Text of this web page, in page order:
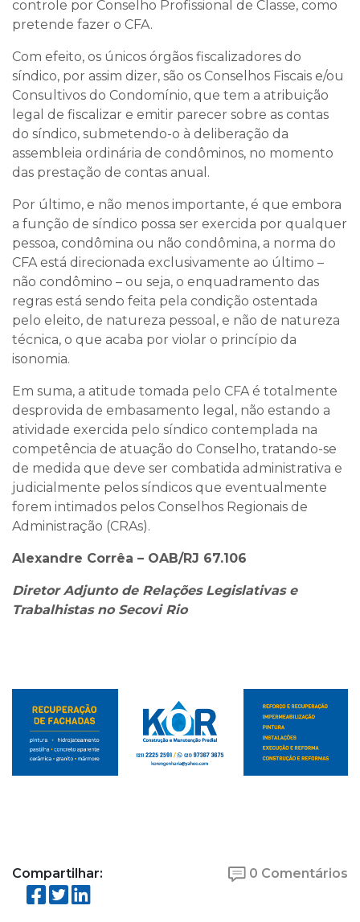
controle por Conselho Profissional de Classe, como
pretende fazer o CFA.
Com efeito, os únicos órgãos fiscalizadores do
síndico, por assim dizer, são os Conselhos Fiscais e/ou
Consultivos do Condomínio, que tem a atribuição
legal de fiscalizar e emitir parecer sobre as contas
do síndico, submetendo-o à deliberação da
assembleia ordinária de condôminos, no momento
das prestação de contas anual.
Por último, e não menos importante, é que embora
a função de síndico possa ser exercida por qualquer
pessoa, condômina ou não condômina, a norma do
CFA está direcionada exclusivamente ao último –
não condômino – ou seja, o enquadramento das
regras está sendo feita pela condição ostentada
pelo eleito, de natureza pessoal , e não de natureza
técnica, o que acaba por violar o princípio da
isonomia.
Em suma, a atitude tomada pelo CFA é totalmente
desprovida de embasamento legal, não estando a
atividade exercida pelo síndico contemplada na
competência de atuação do Conselho, tratando-se
de medida que deve ser combatida administrativa e
judicialmente pelos síndicos que eventualmente
forem intimados pelos Conselhos Regionais de
Administração (CRAs).
Alexandre Corrêa – OAB/RJ 67.106
Diretor Adjunto de Relações Legislativas e
Trabalhistas no Secovi Rio
Compartilhar: 0 Comentários